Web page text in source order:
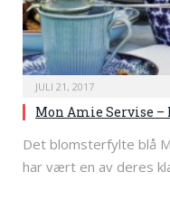
JULI 21, 2017
Mon Amie Servise
Det blomsterfylte blå
har vært en av deres